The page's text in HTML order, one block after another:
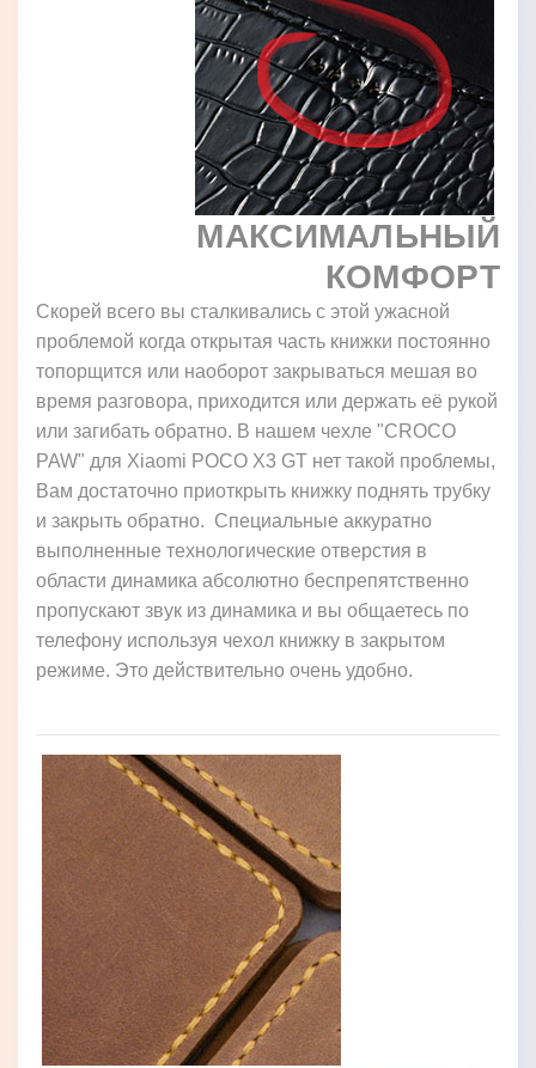
МАКСИМАЛЬНЫЙ
КОМФОРТ
Скорей всего вы сталкивались с этой ужасной
проблемой когда открытая часть книжки постоянно
топорщится или наоборот закрываться мешая во
время разговора, приходится или держать её рукой
или загибать обратно. В нашем чехле "CROCO
PAW" для Xiaomi POCO X3 GT нет такой проблемы,
Вам достаточно приоткрыть книжку поднять трубку
и закрыть обратно. Специальные аккуратно
выполненные технологические отверстия в
области динамика абсолютно беспрепятственно
пропускают звук из динамика и вы общаетесь по
телефону используя чехол книжку в закрытом
режиме. Это действительно очень удобно.